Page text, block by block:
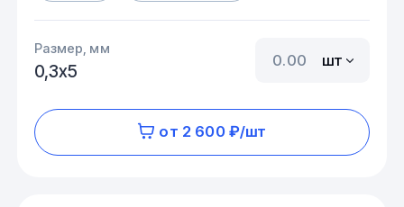
Размер, мм
0,3х5
шт
от 2 600 ₽/шт